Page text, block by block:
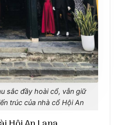
sắc đầy hoài cổ, vẫn giữ
trúc của nhà cổ Hội An